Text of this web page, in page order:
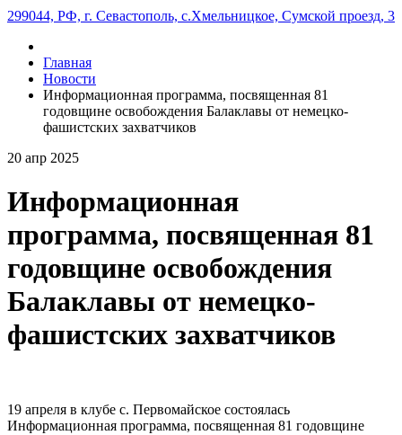
299044, РФ, г. Севастополь, с.Хмельницкое, Сумской проезд, 3
Главная
Новости
Информационная программа, посвященная 81
годовщине освобождения Балаклавы от немецко-
фашистских захватчиков
20 апр 2025
Информационная
программа, посвященная 81
годовщине освобождения
Балаклавы от немецко-
фашистских захватчиков
19 апреля в клубе с. Первомайское состоялась
Информационная программа, посвященная 81 годовщине